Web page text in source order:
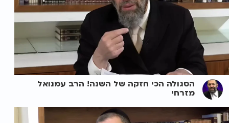
הסגולה הכי חזקה של השנה! הרב עמנואל
מזרחי